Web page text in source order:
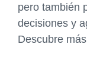
pero también
decisiones y
Descubre